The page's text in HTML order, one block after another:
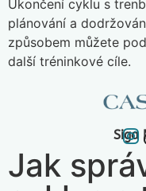
Ukončení cyklu s
plánování a
způsobem můžete
další tréninkové cíle.
Siga
Jak